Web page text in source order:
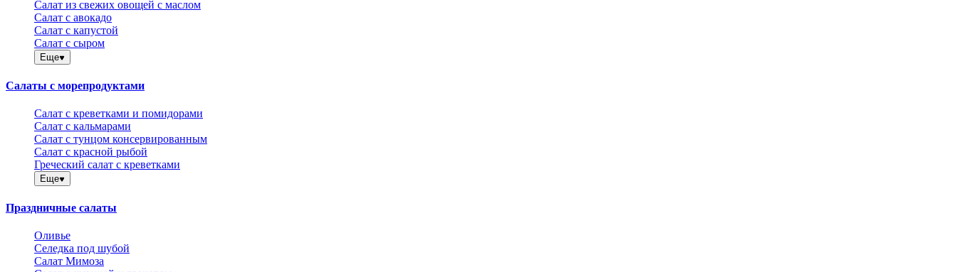
Салат из свежих овощей с маслом
Салат с авокадо
Салат с капустой
Салат с сыром
Еще
Салаты с морепродуктами
Салат с креветками и помидорами
Салат с кальмарами
Салат с тунцом консервированным
Салат с красной рыбой
Греческий салат с креветками
Еще
Праздничные салаты
Оливье
Селедка под шубой
Салат Мимоза